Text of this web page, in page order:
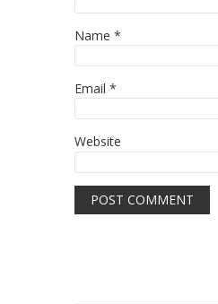
Name *
Email *
Website